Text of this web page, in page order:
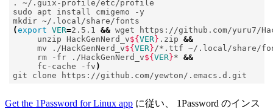
(export VER=2.5.1 && wget https://github.com/yuru7/
     unzip HackGenNerd_v
${VER} .zip &&
     mv ./HackGenNerd_v
${VER} /*.ttf ~/.local/share/
     rm -fr ./HackGenNerd_v
${VER}* &&
     fc-cache -fv
)
Get the 1Password for Linux app に従い、 1Password のインス